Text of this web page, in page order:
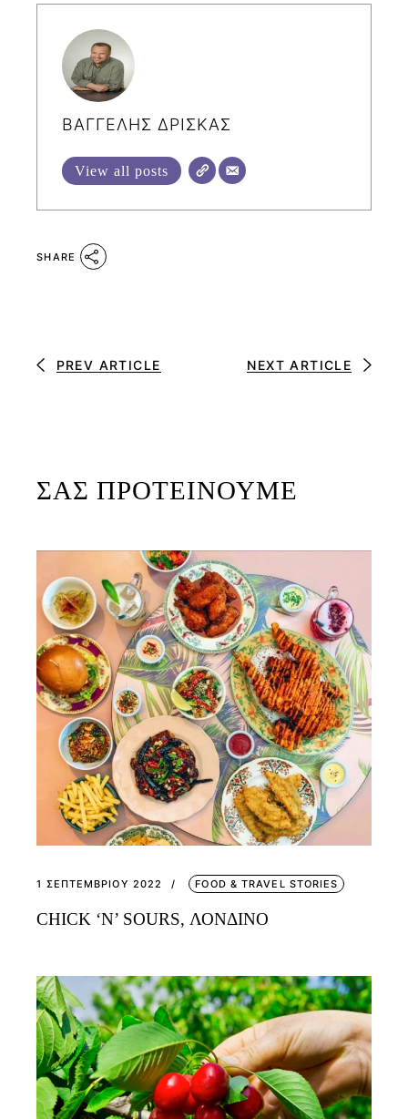
ΒΑΓΓΕΛΗΣ ΔΡΙΣΚΑΣ
View all posts
SHARE
PREV ARTICLE NEXT ARTICLE
ΣΑΣ ΠΡΟΤΕΙΝΟΥΜΕ
1 ΣΕΠΤΕΜΒΡΊΟΥ 2022 FOOD & TRAVEL STORIES
CHICK ‘N’ SOURS, ΛΟΝΔΙΝΟ